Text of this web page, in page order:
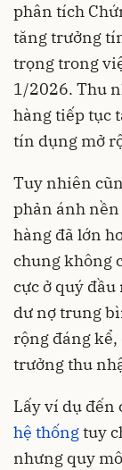
phân tích
tăng trưởng
trọng trong
1/2026. Thu
hàng tiếp tục
tín dụng mở
Tuy nhiên
phản ánh nền
hàng đã lớn
chung không
cực ở quý
dư nợ trung
rộng đáng kể,
trưởng thu
Lấy ví dụ đến
hệ thốngtuy
nhưng quy